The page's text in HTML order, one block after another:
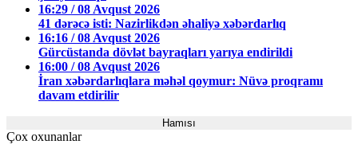
16:29 / 08 Avqust 2026
41 dərəcə isti: Nazirlikdən əhaliyə xəbərdarlıq
16:16 / 08 Avqust 2026
Gürcüstanda dövlət bayraqları yarıya endirildi
16:00 / 08 Avqust 2026
İran xəbərdarlıqlara məhəl qoymur: Nüvə proqramı
davam etdirilir
Hamısı
Çox oxunanlar